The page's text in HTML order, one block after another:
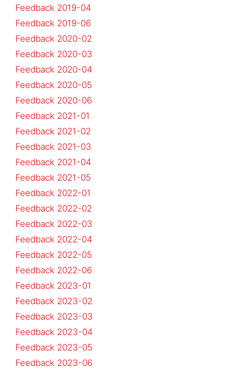
Feedback 2019-04
Feedback 2019-06
Feedback 2020-02
Feedback 2020-03
Feedback 2020-04
Feedback 2020-05
Feedback 2020-06
Feedback 2021-01
Feedback 2021-02
Feedback 2021-03
Feedback 2021-04
Feedback 2021-05
Feedback 2022-01
Feedback 2022-02
Feedback 2022-03
Feedback 2022-04
Feedback 2022-05
Feedback 2022-06
Feedback 2023-01
Feedback 2023-02
Feedback 2023-03
Feedback 2023-04
Feedback 2023-05
Feedback 2023-06